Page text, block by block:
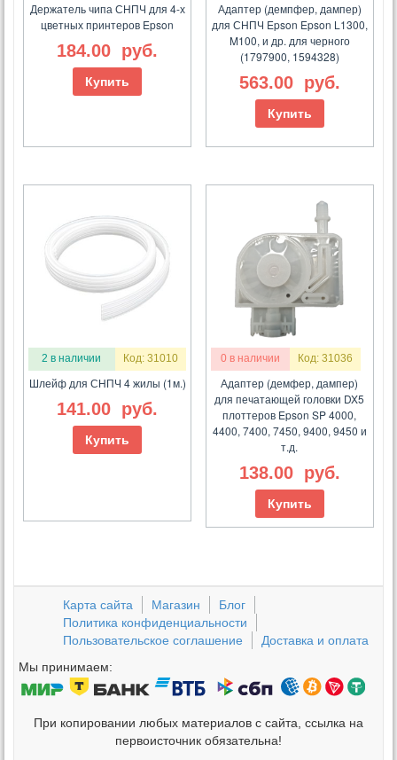
Держатель чипа СНПЧ для 4-х
цветных принтеров Epson
184.00 руб.
Купить
Адаптер (демпфер, дампер)
для СНПЧ Epson Epson L1300,
M100, и др. для черного
(1797900, 1594328)
563.00 руб.
Купить
2 в наличии Код: 31010
Шлейф для СНПЧ 4 жилы (1м.)
141.00 руб.
Купить
0 в наличии Код: 31036
Адаптер (демфер, дампер)
для печатающей головки DX5
плоттеров Epson SP 4000,
4400, 7400, 7450, 9400, 9450 и
т.д.
138.00 руб.
Купить
Карта сайта Магазин
Блог
Политика конфиденциальности
Пользовательское соглашение
Доставка и оплата
Мы принимаем:
При копировании любых материалов с сайта, ссылка на
первоисточник обязательна!